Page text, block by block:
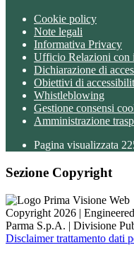
Cookie policy
Note legali
Informativa Privacy
Ufficio Relazioni con
Dichiarazione di
Obiettivi di
Whistleblowing
Gestione consensi
Amministrazione
Pagina visualizzata
Sezione Copyright
Copyright 2026 |
Parma S.p.A. | Divisione
Disclaimer trattamento dati